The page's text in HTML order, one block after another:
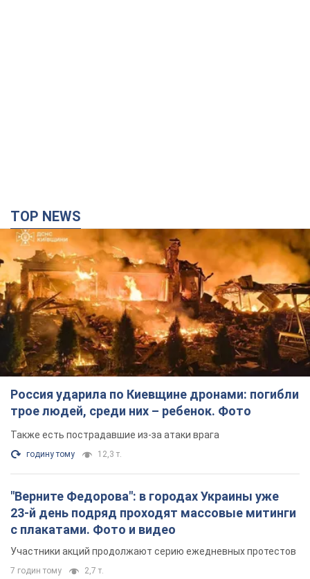
Россия ударила по Киевщине дронами: погибли
трое людей, среди них – ребенок. Фото
Также есть пострадавшие из-за атаки врага
годину тому 12,3 т.
"Верните Федорова": в городах Украины уже
23-й день подряд проходят массовые митинги
с плакатами. Фото и видео
Участники акций продолжают серию ежедневных протестов
7 годин тому 2,7 т.
Сенат США одобрил законопроект Грэма о
санкциях против России: что дальше
Документ предусматривает новые экономические
ограничения